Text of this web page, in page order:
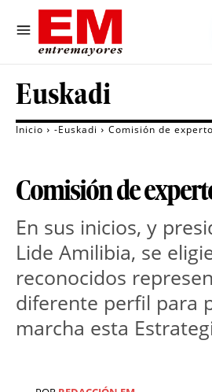
Euskadi
Inicio -Euskadi Comisión de
Comisión de
En sus inicios, y
Lide Amilibia, se
reconocidos
diferente perfil para
marcha esta